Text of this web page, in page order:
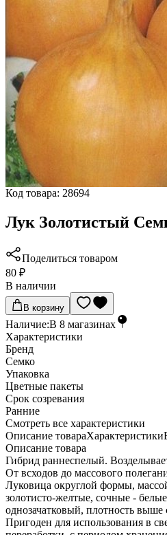
Код товара: 28694
Лук Золотистый
Поделиться товаром
80 ₽
В наличии
В корзину
Наличие:В 8 магазинах
Характеристики
Бренд
Семко
Упаковка
Цветные пакеты
Срок созревания
Ранние
Cмотреть все характеристики
Описание товараХарактеристики
Описание товара
Гибрид раннеспелый.
От всходов до массового
Луковица округлой формы,
золотисто-желтые, сочные -
однозачатковый, плотность
Пригоден для использования в